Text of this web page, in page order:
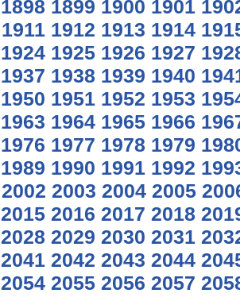
1898 1899 1900 1901
1911 1912 1913 1914
1924 1925 1926 1927
1937 1938 1939 1940
1950 1951 1952 1953
1963 1964 1965 1966
1976 1977 1978 1979
1989 1990 1991 1992
2002 2003 2004 2005
2015 2016 2017 2018
2028 2029 2030 2031
2041 2042 2043 2044
2054 2055 2056 2057